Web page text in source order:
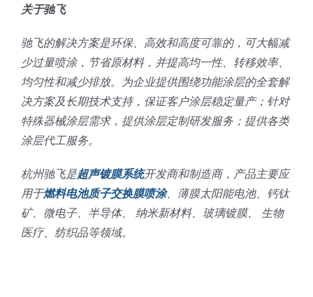
关于驰飞
驰飞的解决方案是环保、高效和高度可靠的，可大幅减
少过量喷涂，节省原材料，并提高均一性、转移效率、
均匀性和减少排放。为企业提供围绕功能涂层的全套解
决方案及长期技术支持，保证客户涂层稳定量产；针对
特殊器械涂层需求，提供涂层定制研发服务；提供各类
涂层代工服务。
杭州驰飞是超声镀膜系统开发商和制造商，产品主要应
用于燃料电池质子交换膜喷涂、薄膜太阳能电池、钙钛
矿、微电子、半导体、 纳米新材料、玻璃镀膜、 生物
医疗、纺织品等领域。